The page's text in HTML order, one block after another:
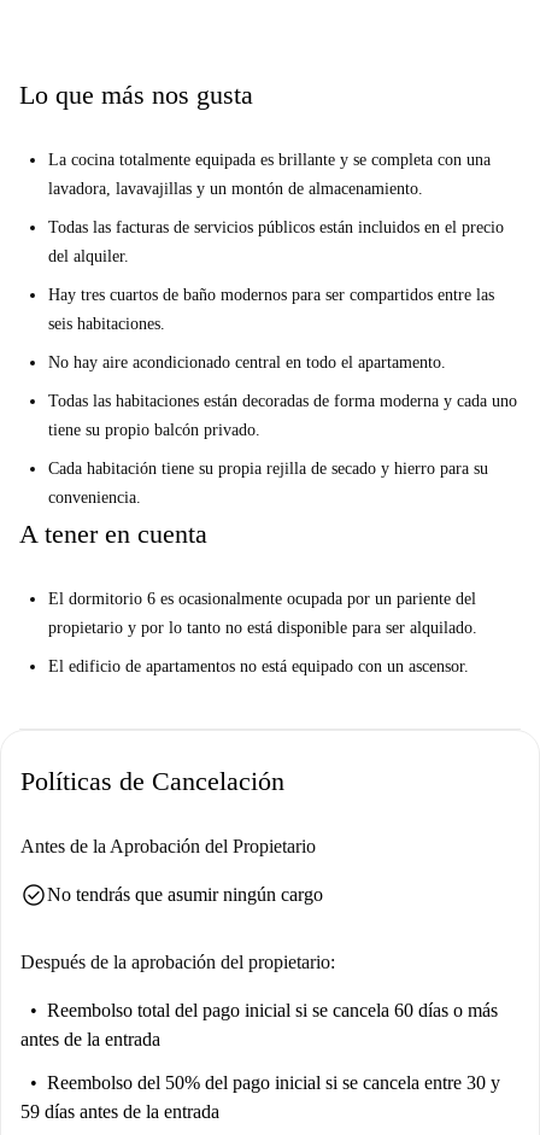
Lo que más nos gusta
La cocina totalmente equipada es brillante y se completa con una
lavadora, lavavajillas y un montón de almacenamiento.
Todas las facturas de servicios públicos están incluidos en el precio
del alquiler.
Hay tres cuartos de baño modernos para ser compartidos entre las
seis habitaciones.
No hay aire acondicionado central en todo el apartamento.
Todas las habitaciones están decoradas de forma moderna y cada uno
tiene su propio balcón privado.
Cada habitación tiene su propia rejilla de secado y hierro para su
conveniencia.
A tener en cuenta
El dormitorio 6 es ocasionalmente ocupada por un pariente del
propietario y por lo tanto no está disponible para ser alquilado.
El edificio de apartamentos no está equipado con un ascensor.
Políticas de Cancelación
Antes de la Aprobación del Propietario
check_circleNo tendrás que asumir ningún cargo
Después de la aprobación del propietario:
Reembolso total del pago inicial si se cancela 60 días o más
antes de la entrada
Reembolso del 50% del pago inicial si se cancela entre 30 y
59 días antes de la entrada